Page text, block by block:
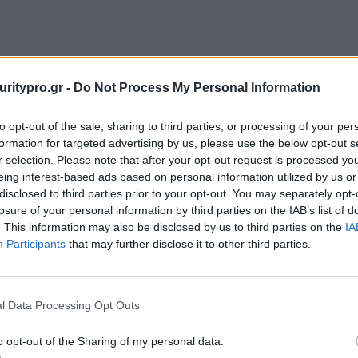
- Do Not Process My Personal Information
opt-out of the sale, sharing to third parties, or processing of your
for targeted advertising by us, please use the below opt-out
selection. Please note that after your opt-out request is processed
interest-based ads based on personal information utilized by us
to third parties prior to your opt-out. You may separately
of your personal information by third parties on the IAB’s list of
This information may also be disclosed by us to third parties on the
Participants that may further disclose it to other third parties.
Data Processing Opt Outs
opt-out of the Sharing of my personal data.
και ITSM δεν κοστίζει μόνο σε χρόνο και
δυσκολίες στην ομαλή και αποτελεσματική
δηλώνει ο κ. Rick Einhorn, Αντιπρόεδρος στο
HP. «Το Universal Configuration Management
τη σουίτα StruxureWare for Data
Electric, καθώς επιτρέπει καλύτερη
πιο αποτελεσματική διαχείριση των
Electric δίνει τη δυνατότητα
βελτιστοποίησης όλων των συστημάτων
Μετά την ολοκλήρωση των δοκιμών που
Management Alliances Program (EMAP) της ΗΡ,